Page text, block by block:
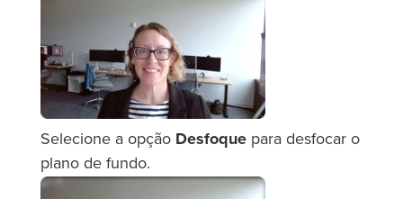
Selecione a opção Desfoque para desfocar o
plano de fundo.